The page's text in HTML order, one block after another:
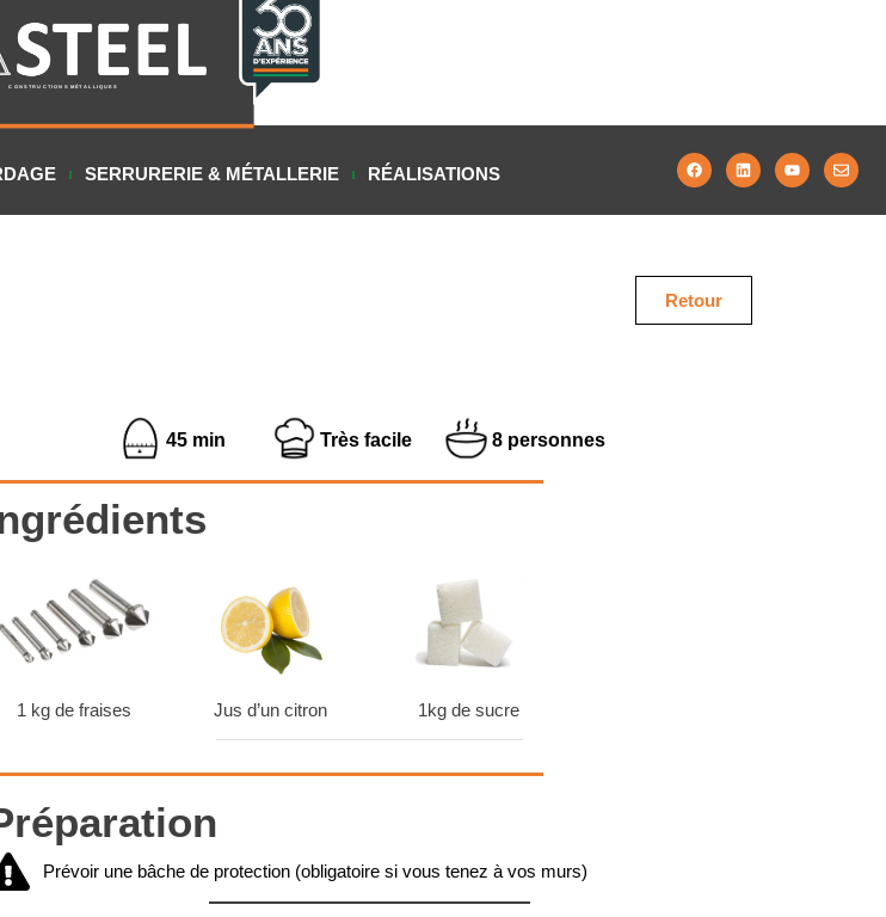
CONSTRUCTIONS MÉTALLIQUES
SERRURERIE & MÉTALLERIE RÉALISATIONS
Retour
45 min Très facile 8 personnes
1 kg de fraises Jus d’un citron 1kg de sucre
Prévoir une bâche de protection (obligatoire si vous tenez à vos murs)